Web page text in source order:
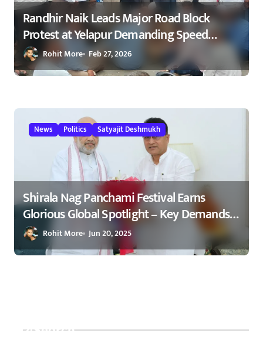
Randhir Naik Leads Major Road Block
Protest at Yelapur Demanding Speed
Breakers on Karad–Malkapur Highway –
येळापूर येथे रास्ता रोको आंदोलन : रणधीर नाईक
Rohit More Feb 27, 2026
News Politics Satyajit Deshmukh
Shirala Nag Panchami Festival Earns
Glorious Global Spotlight – Key Demands
Confidently Presented to Amit Shah 2025
Rohit More Jun 20, 2025
Search